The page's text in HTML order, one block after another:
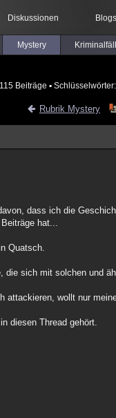
Diskussionen Blogs
Mystery
115 Beiträge ▪
Rubrik Mystery
dass ich die
hat...
Quatsch.
die sich mit solchen und
attackieren, wollt nur
diesen Thread gehört.